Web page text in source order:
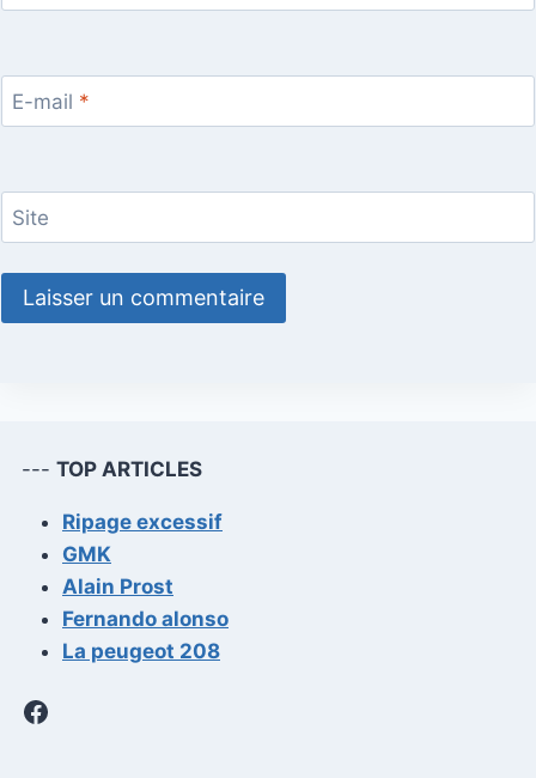
E-mail *
Site
--- TOP ARTICLES
Ripage excessif
GMK
Alain Prost
Fernando alonso
La peugeot 208
Facebook